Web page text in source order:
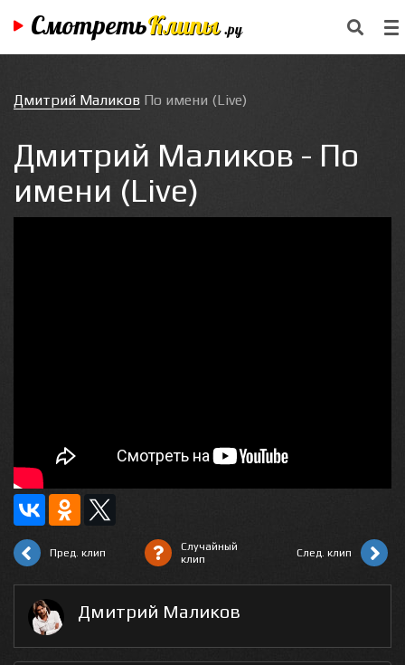
СмотретьКлипы .ру
Дмитрий Маликов По имени (Live)
Дмитрий Маликов - По
имени (Live)
Пред. клип
Случайный
клип
След. клип
Дмитрий Маликов